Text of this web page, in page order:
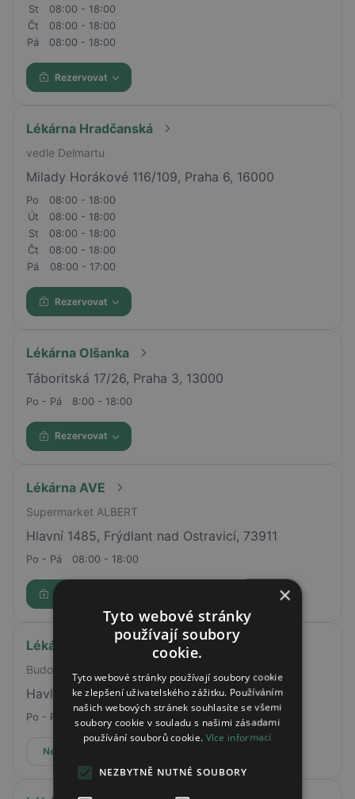
St
08:00 - 18:00
Čt
08:00 - 18:00
Pá
08:00 - 18:00
Rezervovat
Lékárna Hradčanská
vedle Delmartu
Milady Horákové 116/109, Praha 6, 16000
Po
08:00 - 18:00
Út
08:00 - 18:00
St
08:00 - 18:00
Čt
08:00 - 18:00
Pá
08:00 - 17:00
Rezervovat
Lékárna Olšanka
Táboritská 17/26, Praha 3, 13000
Po - Pá 8:00 - 18:00
Rezervovat
Lékárna AVE
Supermarket ALBERT
Hlavní 1485, Frýdlant nad Ostravicí, 73911
Po - Pá 08:00 - 18:00
Lékárna Kroměřížská nemocnice
Budova E
Havlíčkova 660/69, Kroměříž
Po - Pá 07:30 - 15:30
Nepřijímá online rezervace
×
Tyto webové stránky
používají soubory
cookie.
Tyto webové stránky používají soubory cookie
ke zlepšení uživatelského zážitku. Používáním
našich webových stránek souhlasíte se všemi
soubory cookie v souladu s našimi zásadami
používání souborů cookie. Více informací
NEZBYTNĚ NUTNÉ SOUBORY